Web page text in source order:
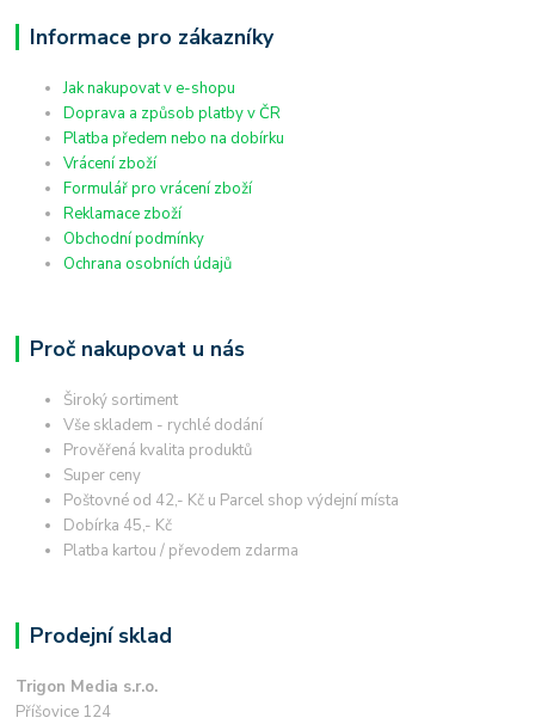
Informace pro zákazníky
Jak nakupovat v e-shopu
Doprava a způsob platby v ČR
Platba předem nebo na dobírku
Vrácení zboží
Formulář pro vrácení zboží
Reklamace zboží
Obchodní podmínky
Ochrana osobních údajů
Proč nakupovat u nás
Široký sortiment
Vše skladem - rychlé dodání
Prověřená kvalita produktů
Super ceny
Poštovné od 42,- Kč u Parcel shop výdejní místa
Dobírka 45,- Kč
Platba kartou / převodem zdarma
Prodejní sklad
Trigon Media s.r.o.
Příšovice 124